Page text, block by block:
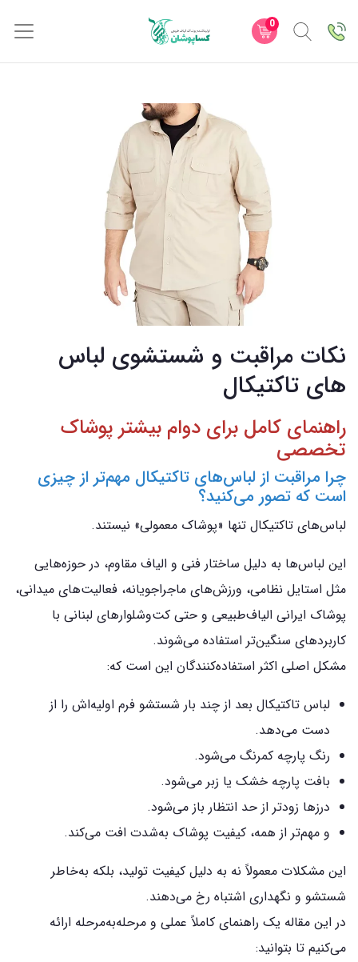
0
نکات مراقبت و شستشوی لباس
های تاکتیکال
راهنمای کامل برای دوام بیشتر پوشاک
تخصصی
چرا مراقبت از لباس‌های تاکتیکال مهم‌تر از چیزی
است که تصور می‌کنید؟
لباس‌های تاکتیکال تنها «پوشاک معمولی» نیستند.
این لباس‌ها به دلیل ساختار فنی و الیاف مقاوم، در حوزه‌هایی
مثل استایل نظامی، ورزش‌های ماجراجویانه، فعالیت‌های میدانی،
پوشاک ایرانی الیاف‌طبیعی و حتی کت‌وشلوارهای لبنانی با
کاربردهای سنگین‌تر استفاده می‌شوند.
مشکل اصلی اکثر استفاده‌کنندگان این است که:
لباس تاکتیکال بعد از چند بار شستشو فرم اولیه‌اش را از
دست می‌دهد.
رنگ پارچه کمرنگ می‌شود.
بافت پارچه خشک یا زبر می‌شود.
درزها زودتر از حد انتظار باز می‌شود.
و مهم‌تر از همه، کیفیت پوشاک به‌شدت افت می‌کند.
این مشکلات معمولاً نه به دلیل کیفیت تولید، بلکه به‌خاطر
شستشو و نگهداری اشتباه رخ می‌دهند.
در این مقاله یک راهنمای کاملاً عملی و مرحله‌به‌مرحله ارائه
می‌کنیم تا بتوانید: